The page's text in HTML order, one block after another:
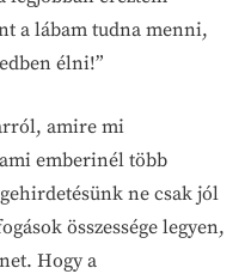
a lábam tudna menni,
élni!”
amire mi
emberinél több
ne csak jól
összessége legyen,
Hogy a